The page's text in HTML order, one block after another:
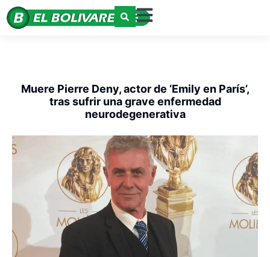
Muere Pierre Deny, actor de ‘Emily en París’,
tras sufrir una grave enfermedad
neurodegenerativa